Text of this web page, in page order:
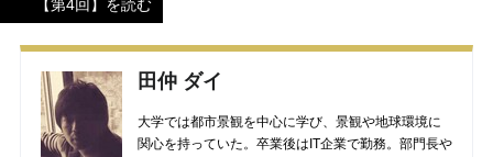
【第4回】を読む
田仲 ダイ
大学では都市景観を中心に学び、景観や地球環境に
関心を持っていた。卒業後はIT企業で勤務。部門長や